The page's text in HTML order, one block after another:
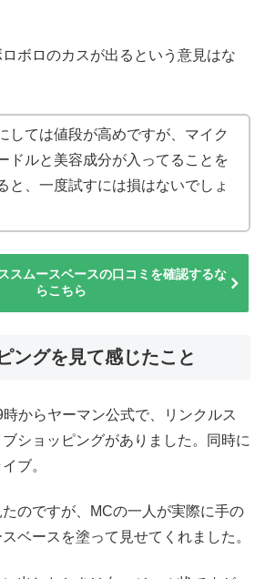
ボロのカスが出るという意見はな
しては値段が高めですが、マイク
ドルと美容成分が入ってることを
と、一度試すには損はないでしょ
スムースベースの口コミを確認するな
らこちら
ングを見て感じたこと
からヤーマン公式で、リンクルス
ショッピングがありました。同時に
ブ。
のですが、MCの一人が実際に手の
ベースを塗って見せてくれました。